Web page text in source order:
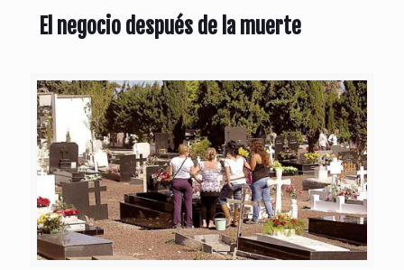
El negocio después de la muerte